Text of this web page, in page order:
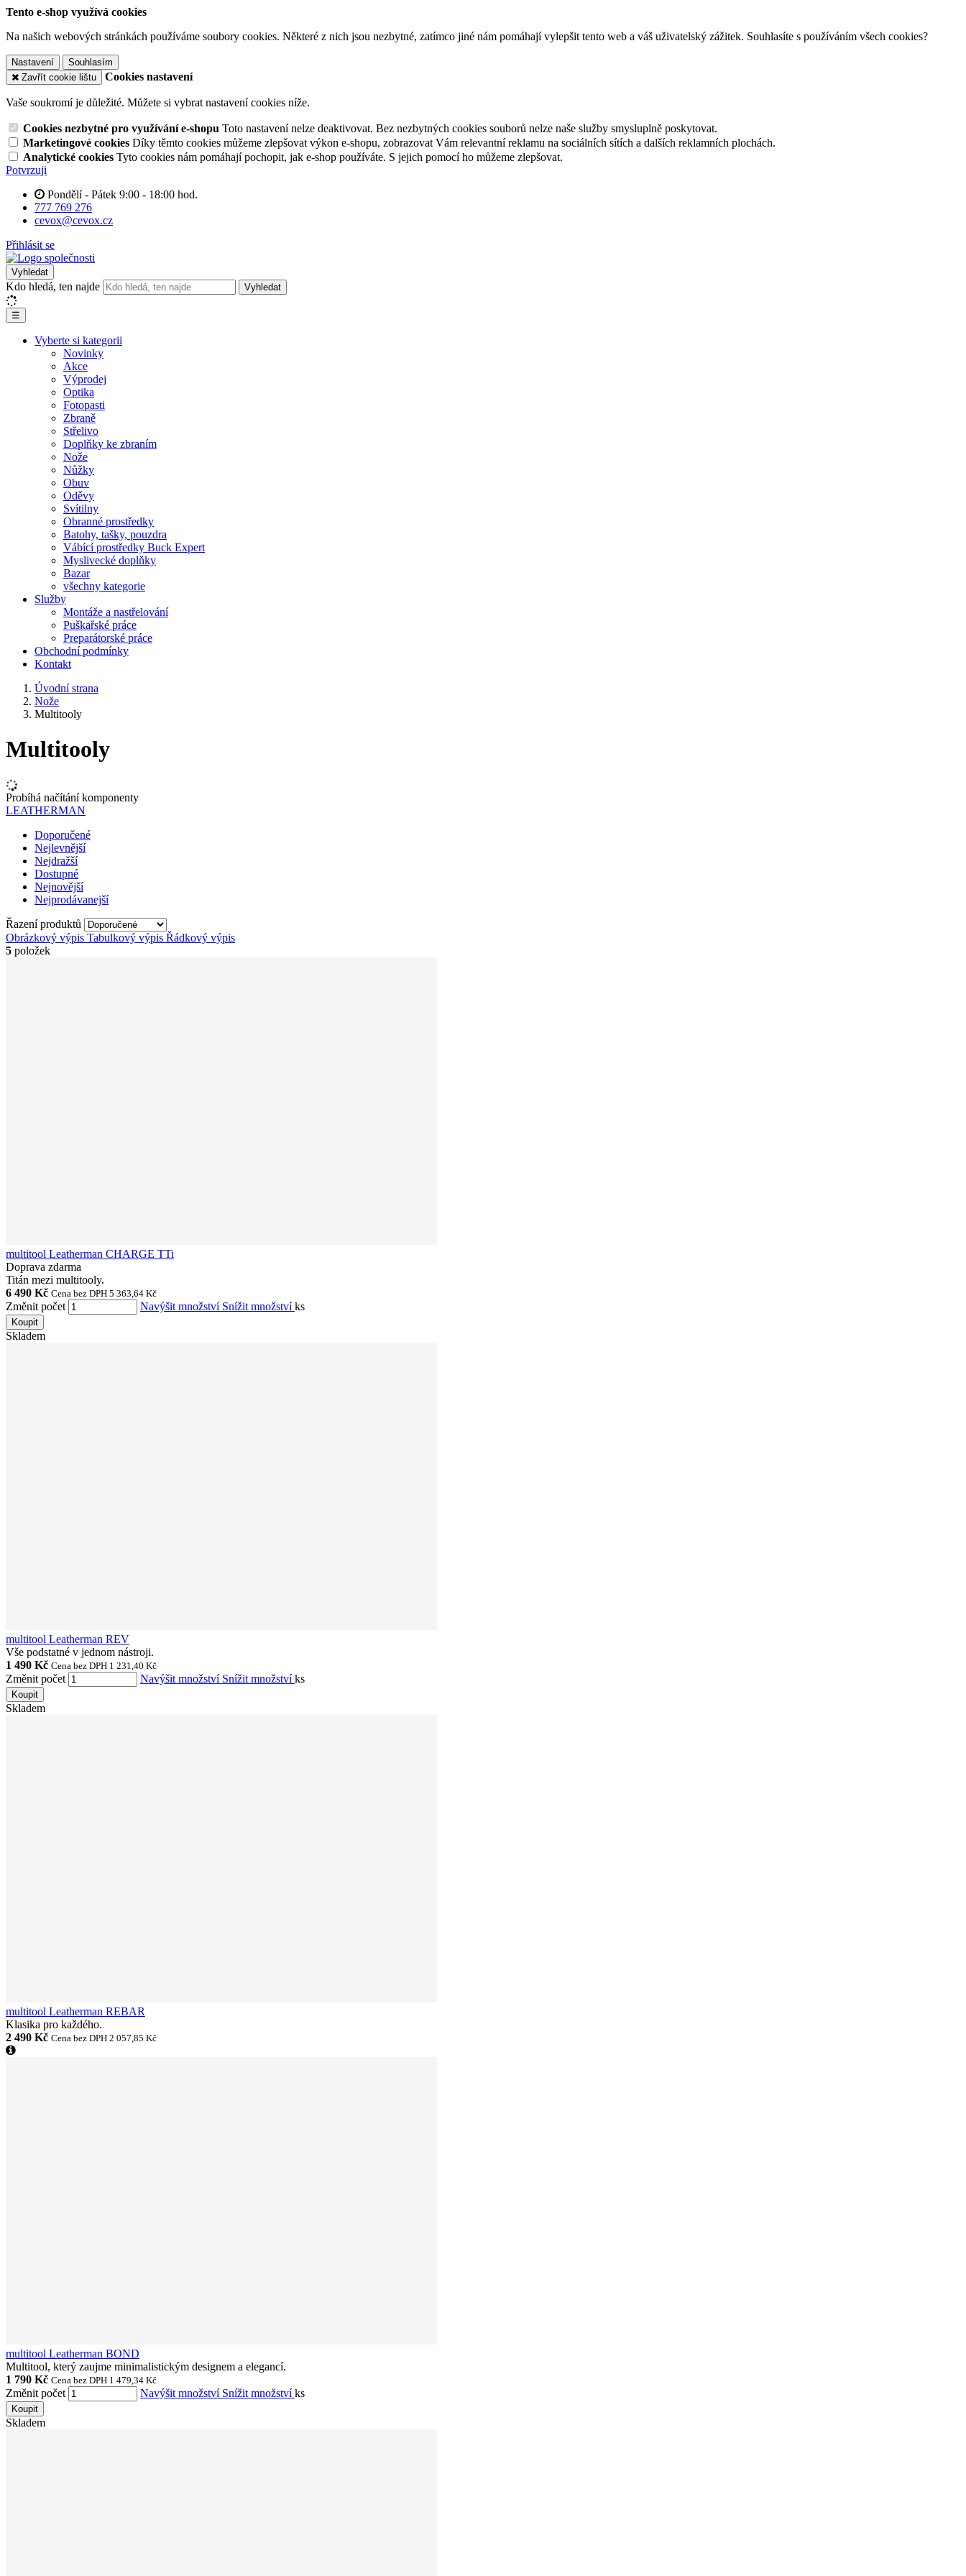
Tento e-shop využívá cookies
Na našich webových stránkách používáme soubory cookies. Některé z nich jsou nezbytné, zatímco jiné nám pomáhají vylepšit tento web a váš uživatelský zážitek. Souhlasíte s používáním všech cookies?
Nastavení
Souhlasím
Zavřít cookie lištu
Cookies nastavení
Vaše soukromí je důležité. Můžete si vybrat nastavení cookies níže.
Cookies nezbytné pro využívání e-shopu Toto nastavení nelze deaktivovat. Bez nezbytných cookies souborů nelze naše služby smysluplně poskytovat.
Marketingové cookies Díky těmto cookies můžeme zlepšovat výkon e-shopu, zobrazovat Vám relevantní reklamu na sociálních sítích a dalších reklamních plochách.
Analytické cookies Tyto cookies nám pomáhají pochopit, jak e-shop používáte. S jejich pomocí ho můžeme zlepšovat.
Potvrzuji
Pondělí - Pátek 9:00 - 18:00 hod.
777 769 276
cevox@cevox.cz
Přihlásit se
Vyhledat
Kdo hledá, ten najde Vyhledat
☰
Vyberte si kategorii
Novinky
Akce
Výprodej
Optika
Fotopasti
Zbraně
Střelivo
Doplňky ke zbraním
Nože
Nůžky
Obuv
Oděvy
Svítilny
Obranné prostředky
Batohy, tašky, pouzdra
Vábící prostředky Buck Expert
Myslivecké doplňky
Bazar
všechny kategorie
Služby
Montáže a nastřelování
Puškařské práce
Preparátorské práce
Obchodní podmínky
Kontakt
Úvodní strana
Nože
Multitooly
Multitooly
Probíhá načítání komponenty
LEATHERMAN
Doporučené
Nejlevnější
Nejdražší
Dostupné
Nejnovější
Nejprodávanejší
Řazení produktů
Obrázkový výpis Tabulkový výpis Řádkový výpis
5 položek
multitool Leatherman CHARGE TTi
Doprava zdarma
Titán mezi multitooly.
6 490 Kč Cena bez DPH 5 363,64 Kč
Změnit počet Navýšit množství Snížit množstvíks
Koupit
Skladem
multitool Leatherman REV
Vše podstatné v jednom nástroji.
1 490 Kč Cena bez DPH 1 231,40 Kč
Změnit počet Navýšit množství Snížit množstvíks
Koupit
Skladem
multitool Leatherman REBAR
Klasika pro každého.
2 490 Kč Cena bez DPH 2 057,85 Kč
multitool Leatherman BOND
Multitool, který zaujme minimalistickým designem a elegancí.
1 790 Kč Cena bez DPH 1 479,34 Kč
Změnit počet Navýšit množství Snížit množstvíks
Koupit
Skladem